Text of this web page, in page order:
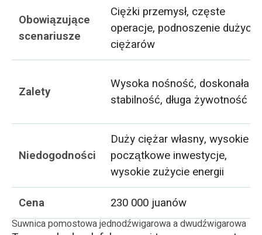
Obowiązujące
scenariusze
Ciężki przemysł, częste
operacje, podnoszenie dużych
ciężarów
Zalety
Wysoka nośność, doskonała
stabilność, długa żywotność
Niedogodności
Duży ciężar własny, wysokie
początkowe inwestycje,
wysokie zużycie energii
Cena
230 000 juanów
Suwnica pomostowa jednodźwigarowa a dwudźwigarowa